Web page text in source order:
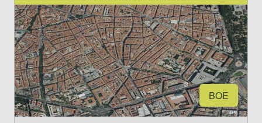
BOE